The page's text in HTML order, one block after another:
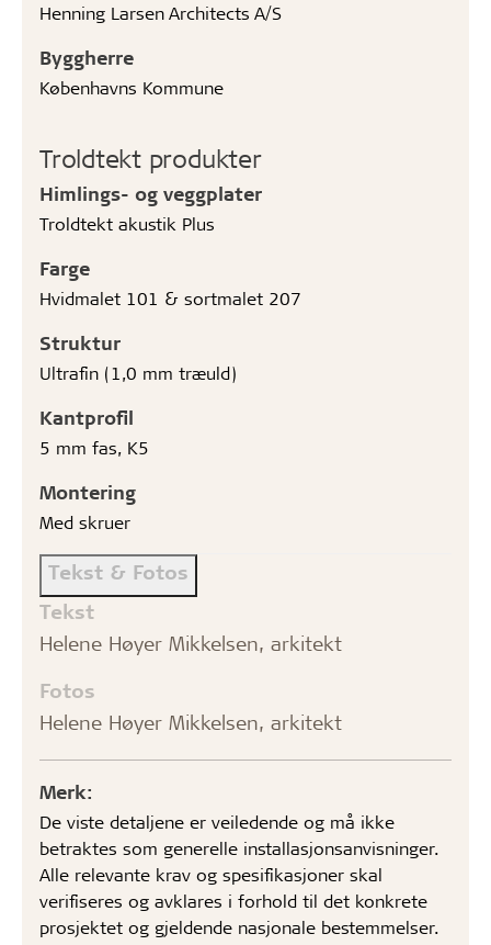
Henning Larsen Architects A/S
Byggherre
Københavns Kommune
Troldtekt produkter
Himlings- og veggplater
Troldtekt akustik Plus
Farge
Hvidmalet 101 & sortmalet 207
Struktur
Ultrafin (1,0 mm træuld)
Kantprofil
5 mm fas, K5
Montering
Med skruer
Tekst & Fotos
Tekst
Helene Høyer Mikkelsen, arkitekt
Fotos
Helene Høyer Mikkelsen, arkitekt
Merk:
De viste detaljene er veiledende og må ikke
betraktes som generelle installasjonsanvisninger.
Alle relevante krav og spesifikasjoner skal
verifiseres og avklares i forhold til det konkrete
prosjektet og gjeldende nasjonale bestemmelser.